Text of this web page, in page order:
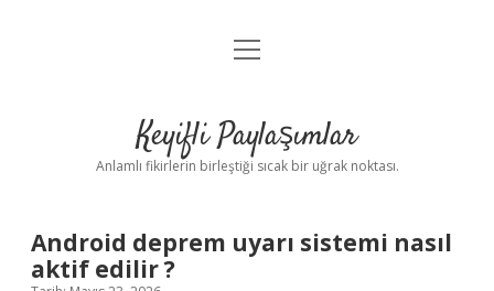
Anasayfa
Yasal Uyarı
menüyü
Keyifli Paylaşımlar
Anlamlı fikirlerin birleştiği sıcak bir uğrak noktası.
Android deprem uyarı sistemi nasıl
aktif edilir ?